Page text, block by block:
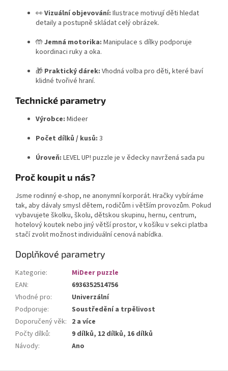
👀 Vizuální objevování: Ilustrace motivují děti hledat
detaily a postupně skládat celý obrázek.
🤲 Jemná motorika: Manipulace s dílky podporuje
koordinaci ruky a oka.
🎁 Praktický dárek: Vhodná volba pro děti, které baví
klidné tvořivé hraní.
Technické parametry
Výrobce: Mideer
Počet dílků / kusů: 3
Úroveň: LEVEL UP! puzzle je v ědecky navržená sada pu
Proč koupit u nás?
Jsme rodinný e-shop, ne anonymní korporát. Hračky vybíráme
tak, aby dávaly smysl dětem, rodičům i větším provozům. Pokud
vybavujete školku, školu, dětskou skupinu, hernu, centrum,
hotelový koutek nebo jiný větší prostor, v košíku v sekci platba
stačí zvolit možnost individuální cenová nabídka.
Doplňkové parametry
Kategorie:
MiDeer puzzle
EAN:
6936352514756
Vhodné pro:
Univerzální
Podporuje:
Soustředění a trpělivost
Doporučený věk: 2 a více
Počty dílků:
9 dílků, 12 dílků, 16 dílků
Návody: Ano